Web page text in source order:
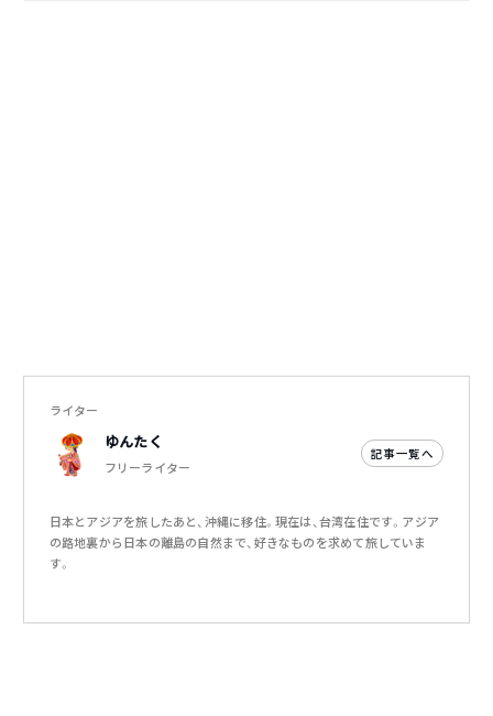
ライター
ゆんたく
フリーライター
記事一覧へ
日本とアジアを旅したあと、沖縄に移住。現在は、台湾在住です。アジア
の路地裏から日本の離島の自然まで、好きなものを求めて旅していま
す。